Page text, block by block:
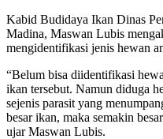
Kabid Budidaya Ikan Dinas
Madina, Maswan Lubis
mengidentifikasi jenis hewan
“Belum bisa diidentifikasi
ikan tersebut. Namun diduga
sejenis parasit yang
besar ikan, maka semakin
ujar Maswan Lubis.